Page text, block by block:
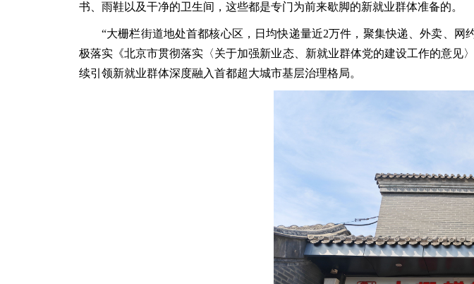
书、雨鞋以及干净的卫生间，这些都是专门为前来歇脚的新就业群体准备的。
“大栅栏街道地处首都核心区，日均快递量近2万件，聚集快递、外卖、
极落实《北京市贯彻落实〈关于加强新业态、新就业群体党的建设工作的意见
续引领新就业群体深度融入首都超大城市基层治理格局。